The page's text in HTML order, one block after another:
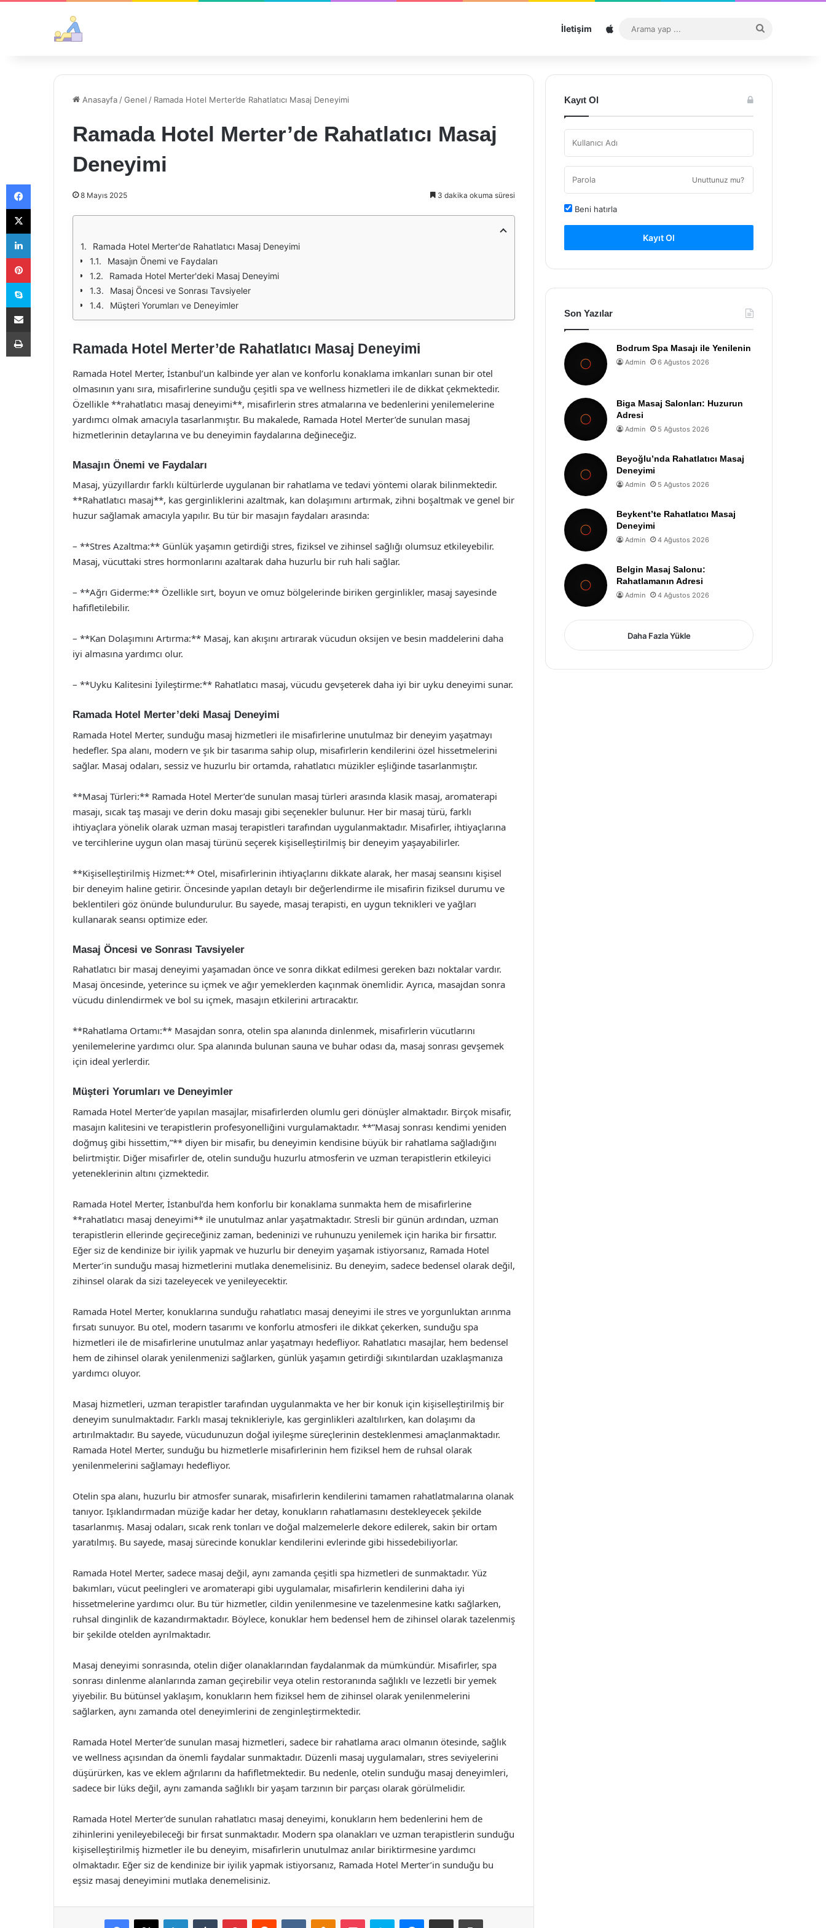
İletişim Sitemap
...
Anasayfa /Genel / Ramada Hotel Merter’de Rahatlatıcı Masaj Deneyimi
Ramada Hotel Merter’de Rahatlatıcı Masaj
Deneyimi
8 Mayıs 2025 3 dakika okuma süresi
Ramada Hotel Merter'de Rahatlatıcı Masaj Deneyimi
Masajın Önemi ve Faydaları
Ramada Hotel Merter'deki Masaj Deneyimi
Masaj Öncesi ve Sonrası Tavsiyeler
Müşteri Yorumları ve Deneyimler
Ramada Hotel Merter’de Rahatlatıcı Masaj Deneyimi
Ramada Hotel Merter, İstanbul’un kalbinde yer alan ve konforlu konaklama imkanları sunan bir otel
olmasının yanı sıra, misafirlerine sunduğu çeşitli spa ve wellness hizmetleri ile de dikkat çekmektedir.
Özellikle **rahatlatıcı masaj deneyimi**, misafirlerin stres atmalarına ve bedenlerini yenilemelerine
yardımcı olmak amacıyla tasarlanmıştır. Bu makalede, Ramada Hotel Merter’de sunulan masaj
hizmetlerinin detaylarına ve bu deneyimin faydalarına değineceğiz.
Masajın Önemi ve Faydaları
Masaj, yüzyıllardır farklı kültürlerde uygulanan bir rahatlama ve tedavi yöntemi olarak bilinmektedir.
**Rahatlatıcı masaj**, kas gerginliklerini azaltmak, kan dolaşımını artırmak, zihni boşaltmak ve genel bir
huzur sağlamak amacıyla yapılır. Bu tür bir masajın faydaları arasında:
– **Stres Azaltma:** Günlük yaşamın getirdiği stres, fiziksel ve zihinsel sağlığı olumsuz etkileyebilir.
Masaj, vücuttaki stres hormonlarını azaltarak daha huzurlu bir ruh hali sağlar.
– **Ağrı Giderme:** Özellikle sırt, boyun ve omuz bölgelerinde biriken gerginlikler, masaj sayesinde
hafifletilebilir.
– **Kan Dolaşımını Artırma:** Masaj, kan akışını artırarak vücudun oksijen ve besin maddelerini daha
iyi almasına yardımcı olur.
– **Uyku Kalitesini İyileştirme:** Rahatlatıcı masaj, vücudu gevşeterek daha iyi bir uyku deneyimi sunar.
Ramada Hotel Merter’deki Masaj Deneyimi
Ramada Hotel Merter, sunduğu masaj hizmetleri ile misafirlerine unutulmaz bir deneyim yaşatmayı
hedefler. Spa alanı, modern ve şık bir tasarıma sahip olup, misafirlerin kendilerini özel hissetmelerini
sağlar. Masaj odaları, sessiz ve huzurlu bir ortamda, rahatlatıcı müzikler eşliğinde tasarlanmıştır.
**Masaj Türleri:** Ramada Hotel Merter’de sunulan masaj türleri arasında klasik masaj, aromaterapi
masajı, sıcak taş masajı ve derin doku masajı gibi seçenekler bulunur. Her bir masaj türü, farklı
ihtiyaçlara yönelik olarak uzman masaj terapistleri tarafından uygulanmaktadır. Misafirler, ihtiyaçlarına
ve tercihlerine uygun olan masaj türünü seçerek kişiselleştirilmiş bir deneyim yaşayabilirler.
**Kişiselleştirilmiş Hizmet:** Otel, misafirlerinin ihtiyaçlarını dikkate alarak, her masaj seansını kişisel
bir deneyim haline getirir. Öncesinde yapılan detaylı bir değerlendirme ile misafirin fiziksel durumu ve
beklentileri göz önünde bulundurulur. Bu sayede, masaj terapisti, en uygun teknikleri ve yağları
kullanarak seansı optimize eder.
Masaj Öncesi ve Sonrası Tavsiyeler
Rahatlatıcı bir masaj deneyimi yaşamadan önce ve sonra dikkat edilmesi gereken bazı noktalar vardır.
Masaj öncesinde, yeterince su içmek ve ağır yemeklerden kaçınmak önemlidir. Ayrıca, masajdan sonra
vücudu dinlendirmek ve bol su içmek, masajın etkilerini artıracaktır.
**Rahatlama Ortamı:** Masajdan sonra, otelin spa alanında dinlenmek, misafirlerin vücutlarını
yenilemelerine yardımcı olur. Spa alanında bulunan sauna ve buhar odası da, masaj sonrası gevşemek
için ideal yerlerdir.
Müşteri Yorumları ve Deneyimler
Ramada Hotel Merter’de yapılan masajlar, misafirlerden olumlu geri dönüşler almaktadır. Birçok misafir,
masajın kalitesini ve terapistlerin profesyonelliğini vurgulamaktadır. **”Masaj sonrası kendimi yeniden
doğmuş gibi hissettim,”** diyen bir misafir, bu deneyimin kendisine büyük bir rahatlama sağladığını
belirtmiştir. Diğer misafirler de, otelin sunduğu huzurlu atmosferin ve uzman terapistlerin etkileyici
yeteneklerinin altını çizmektedir.
Ramada Hotel Merter, İstanbul’da hem konforlu bir konaklama sunmakta hem de misafirlerine
**rahatlatıcı masaj deneyimi** ile unutulmaz anlar yaşatmaktadır. Stresli bir günün ardından, uzman
terapistlerin ellerinde geçireceğiniz zaman, bedeninizi ve ruhunuzu yenilemek için harika bir fırsattır.
Eğer siz de kendinize bir iyilik yapmak ve huzurlu bir deneyim yaşamak istiyorsanız, Ramada Hotel
Merter’in sunduğu masaj hizmetlerini mutlaka denemelisiniz. Bu deneyim, sadece bedensel olarak değil,
zihinsel olarak da sizi tazeleyecek ve yenileyecektir.
Ramada Hotel Merter, konuklarına sunduğu rahatlatıcı masaj deneyimi ile stres ve yorgunluktan arınma
fırsatı sunuyor. Bu otel, modern tasarımı ve konforlu atmosferi ile dikkat çekerken, sunduğu spa
hizmetleri ile de misafirlerine unutulmaz anlar yaşatmayı hedefliyor. Rahatlatıcı masajlar, hem bedensel
hem de zihinsel olarak yenilenmenizi sağlarken, günlük yaşamın getirdiği sıkıntılardan uzaklaşmanıza
yardımcı oluyor.
Masaj hizmetleri, uzman terapistler tarafından uygulanmakta ve her bir konuk için kişiselleştirilmiş bir
deneyim sunulmaktadır. Farklı masaj teknikleriyle, kas gerginlikleri azaltılırken, kan dolaşımı da
artırılmaktadır. Bu sayede, vücudunuzun doğal iyileşme süreçlerinin desteklenmesi amaçlanmaktadır.
Ramada Hotel Merter, sunduğu bu hizmetlerle misafirlerinin hem fiziksel hem de ruhsal olarak
yenilenmelerini sağlamayı hedefliyor.
Otelin spa alanı, huzurlu bir atmosfer sunarak, misafirlerin kendilerini tamamen rahatlatmalarına olanak
tanıyor. Işıklandırmadan müziğe kadar her detay, konukların rahatlamasını destekleyecek şekilde
tasarlanmış. Masaj odaları, sıcak renk tonları ve doğal malzemelerle dekore edilerek, sakin bir ortam
yaratılmış. Bu sayede, masaj sürecinde konuklar kendilerini evlerinde gibi hissedebiliyorlar.
Ramada Hotel Merter, sadece masaj değil, aynı zamanda çeşitli spa hizmetleri de sunmaktadır. Yüz
bakımları, vücut peelingleri ve aromaterapi gibi uygulamalar, misafirlerin kendilerini daha iyi
hissetmelerine yardımcı olur. Bu tür hizmetler, cildin yenilenmesine ve tazelenmesine katkı sağlarken,
ruhsal dinginlik de kazandırmaktadır. Böylece, konuklar hem bedensel hem de zihinsel olarak tazelenmiş
bir şekilde otelden ayrılmaktadır.
Masaj deneyimi sonrasında, otelin diğer olanaklarından faydalanmak da mümkündür. Misafirler, spa
sonrası dinlenme alanlarında zaman geçirebilir veya otelin restoranında sağlıklı ve lezzetli bir yemek
yiyebilir. Bu bütünsel yaklaşım, konukların hem fiziksel hem de zihinsel olarak yenilenmelerini
sağlarken, aynı zamanda otel deneyimlerini de zenginleştirmektedir.
Ramada Hotel Merter’de sunulan masaj hizmetleri, sadece bir rahatlama aracı olmanın ötesinde, sağlık
ve wellness açısından da önemli faydalar sunmaktadır. Düzenli masaj uygulamaları, stres seviyelerini
düşürürken, kas ve eklem ağrılarını da hafifletmektedir. Bu nedenle, otelin sunduğu masaj deneyimleri,
sadece bir lüks değil, aynı zamanda sağlıklı bir yaşam tarzının bir parçası olarak görülmelidir.
Ramada Hotel Merter’de sunulan rahatlatıcı masaj deneyimi, konukların hem bedenlerini hem de
zihinlerini yenileyebileceği bir fırsat sunmaktadır. Modern spa olanakları ve uzman terapistlerin sunduğu
kişiselleştirilmiş hizmetler ile bu deneyim, misafirlerin unutulmaz anılar biriktirmesine yardımcı
olmaktadır. Eğer siz de kendinize bir iyilik yapmak istiyorsanız, Ramada Hotel Merter’in sunduğu bu
eşsiz masaj deneyimini mutlaka denemelisiniz.
Facebook
X LinkedInTumblr PinterestReddit VKontakteOdnoklassniki
Pocket Skype Messenger
E-Posta ile paylaş Yazdır
Kayıt Ol
Unuttunuz mu?
Beni hatırla
Kayıt Ol
Son Yazılar
Bodrum Spa Masajı ile Yenilenin
Admin 6 Ağustos 2026
Biga Masaj Salonları: Huzurun
Adresi
Admin 5 Ağustos 2026
Beyoğlu’nda Rahatlatıcı Masaj
Deneyimi
Admin 5 Ağustos 2026
Beykent’te Rahatlatıcı Masaj
Deneyimi
Admin 4 Ağustos 2026
Belgin Masaj Salonu:
Rahatlamanın Adresi
Admin 4 Ağustos 2026
Daha Fazla Yükle
Facebook
X
LinkedIn
Pinterest
Skype
E-Posta ile paylaş